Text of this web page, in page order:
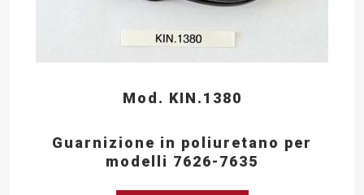
Mod. KIN.1380
Guarnizione in poliuretano per
modelli 7626-7635